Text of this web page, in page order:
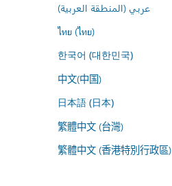
عربي (المنطقة العربية)
ไทย (ไทย)
한국어 (대한민국)
中文(中国)
日本語 (日本)
繁體中文 (台灣)
繁體中文 (香港特別行政區)